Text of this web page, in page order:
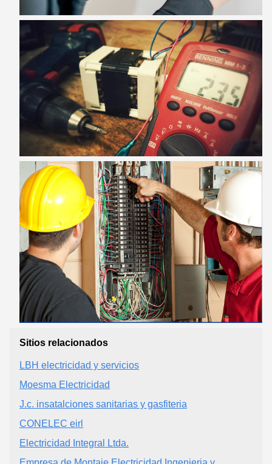
Sitios relacionados
LBH electricidad y servicios
Moesma Electricidad
J.c. insatalciones sanitarias y gasfiteria
CONELEC eirl
Electricidad Integral Ltda.